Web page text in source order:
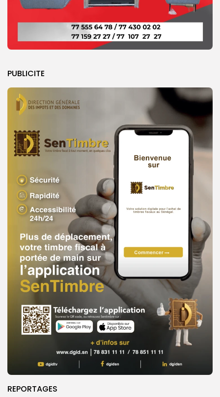
PUBLICITE
REPORTAGES